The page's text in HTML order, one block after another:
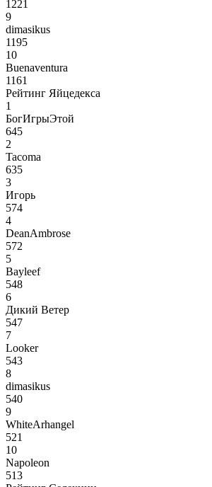
1221
9
dimasikus
1195
10
Buenaventura
1161
Рейтинг Яйцедекса
1
БогИгрыЭтой
645
2
Tacoma
635
3
Игорь
574
4
DeanAmbrose
572
5
Bayleef
548
6
Дикий Ветер
547
7
Looker
543
8
dimasikus
540
9
WhiteArhangel
521
10
Napoleon
513